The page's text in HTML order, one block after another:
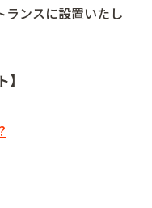
ランスに設置いたし